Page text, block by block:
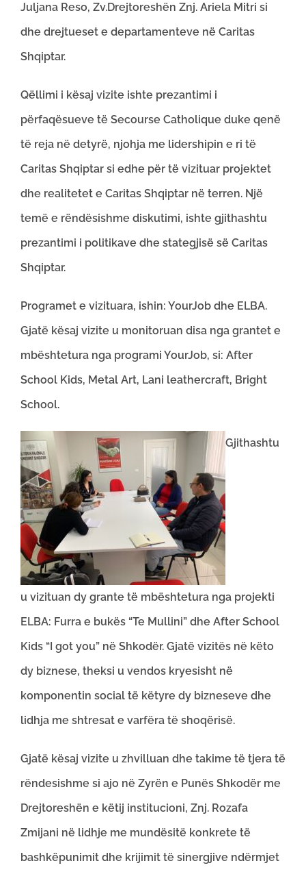
Juljana Reso, Zv.Drejtoreshën Znj. Ariela Mitri si
dhe drejtueset e departamenteve në Caritas
Shqiptar.
Qëllimi i kësaj vizite ishte prezantimi i
përfaqësueve të Secourse Catholique duke qenë
të reja në detyrë, njohja me lidershipin e ri të
Caritas Shqiptar si edhe për të vizituar projektet
dhe realitetet e Caritas Shqiptar në terren. Një
temë e rëndësishme diskutimi, ishte gjithashtu
prezantimi i politikave dhe stategjisë së Caritas
Shqiptar.
Programet e vizituara, ishin: YourJob dhe ELBA.
Gjatë kësaj vizite u monitoruan disa nga grantet e
mbështetura nga programi YourJob, si: After
School Kids, Metal Art, Lani leathercraft, Bright
School.
Gjithashtu
u vizituan dy grante të mbështetura nga projekti
ELBA: Furra e bukës “Te Mullini” dhe After School
Kids “I got you” në Shkodër. Gjatë vizitës në këto
dy biznese, theksi u vendos kryesisht në
komponentin social të këtyre dy bizneseve dhe
lidhja me shtresat e varfëra të shoqërisë.
Gjatë kësaj vizite u zhvilluan dhe takime të tjera të
rëndesishme si ajo në Zyrën e Punës Shkodër me
Drejtoreshën e këtij institucioni, Znj. Rozafa
Zmijani në lidhje me mundësitë konkrete të
bashkëpunimit dhe krijimit të sinergjive ndërmjet